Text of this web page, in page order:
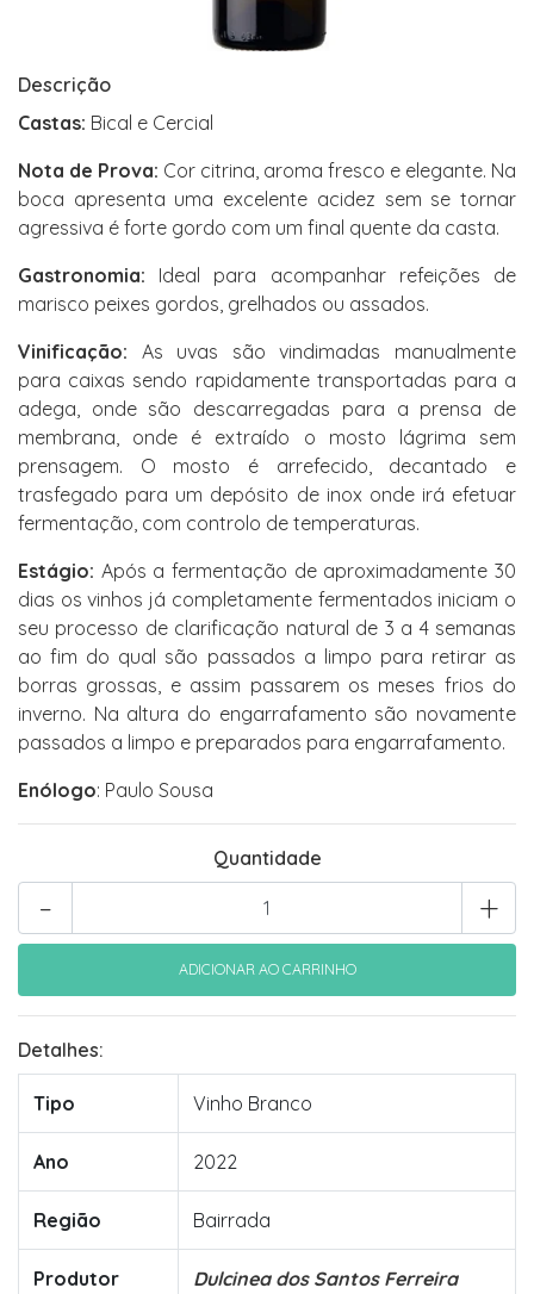
Descrição
Castas: Bical e Cercial
Nota de Prova: Cor citrina, aroma fresco e elegante. Na
boca apresenta uma excelente acidez sem se tornar
agressiva é forte gordo com um final quente da casta.
Gastronomia: Ideal para acompanhar refeições de
marisco peixes gordos, grelhados ou assados.
Vinificação: As uvas são vindimadas manualmente
para caixas sendo rapidamente transportadas para a
adega, onde são descarregadas para a prensa de
membrana, onde é extraído o mosto lágrima sem
prensagem. O mosto é arrefecido, decantado e
trasfegado para um depósito de inox onde irá efetuar
fermentação, com controlo de temperaturas.
Estágio: Após a fermentação de aproximadamente 30
dias os vinhos já completamente fermentados iniciam o
seu processo de clarificação natural de 3 a 4 semanas
ao fim do qual são passados a limpo para retirar as
borras grossas, e assim passarem os meses frios do
inverno. Na altura do engarrafamento são novamente
passados a limpo e preparados para engarrafamento.
Enólogo: Paulo Sousa
Quantidade
+
-
Detalhes:
Tipo Vinho Branco
Ano 2022
Região Bairrada
Produtor Dulcinea dos Santos Ferreira